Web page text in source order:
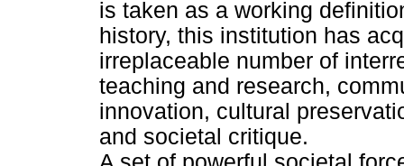
is taken as a working
history, this institution has
irreplaceable number of
teaching and research,
innovation, cultural
and societal critique.